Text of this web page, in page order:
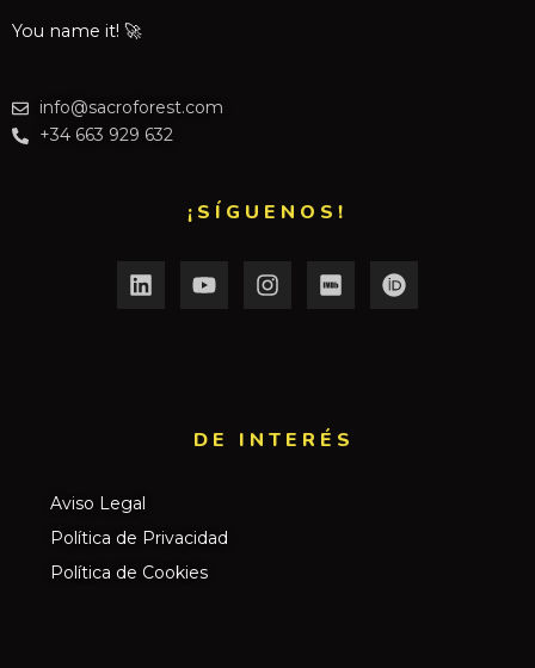
You name it! 🚀
info@sacroforest.com
+34 663 929 632
¡SÍGUENOS!
DE INTERÉS​
Aviso Legal
Política de Privacidad
Política de Cookies